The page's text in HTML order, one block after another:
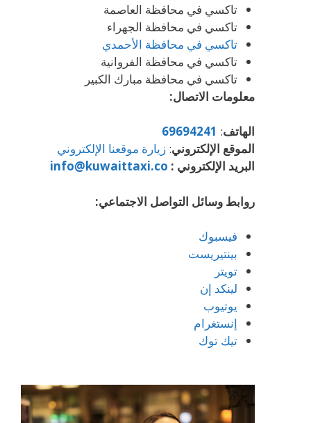
تاكسي في محافظة العاصمة
تاكسي في محافظة الجهراء
تاكسي في محافظة الأحمدي
تاكسي في محافظة الفروانية
تاكسي في محافظة مبارك الكبير
معلومات الاتصال:
الهاتف:
69694241
الموقع الإلكتروني: زيارة موقعنا الإلكتروني
البريد الإلكتروني : info@kuwaittaxi.co
روابط وسائل التواصل الاجتماعي:
فيسبوك
بينتيريست
تويتر
لينكد إن
يوتيوب
إنستغرام
تيك توك